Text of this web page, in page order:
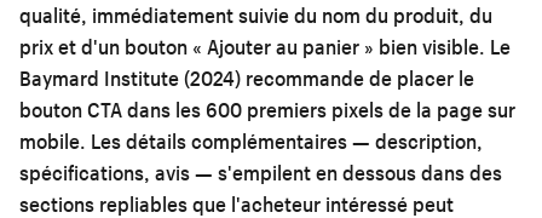
qualité, immédiatement suivie du nom du produit, du
prix et d'un bouton « Ajouter au panier » bien visible. Le
Baymard Institute (2024) recommande de placer le
bouton CTA dans les 600 premiers pixels de la page sur
mobile. Les détails complémentaires — description,
spécifications, avis — s'empilent en dessous dans des
sections repliables que l'acheteur intéressé peut